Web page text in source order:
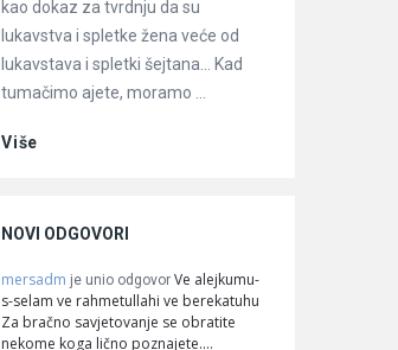
kao dokaz za tvrdnju da su
lukavstva i spletke žena veće od
lukavstava i spletki šejtana… Kad
tumačimo ajete, moramo ...
Više
NOVI ODGOVORI
mersadm je unio odgovor Ve alejkumu-
s-selam ve rahmetullahi ve berekatuhu
Za bračno savjetovanje se obratite
nekome koga lično poznajete.…